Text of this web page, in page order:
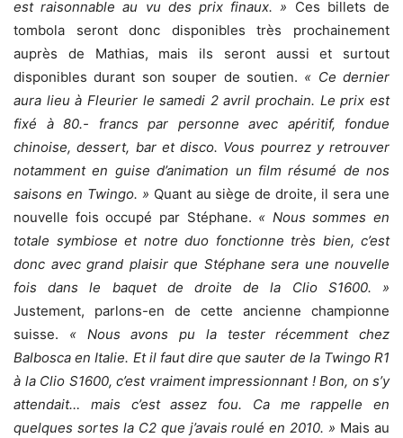
est raisonnable au vu des prix finaux. » Ces billets de
tombola seront donc disponibles très prochainement
auprès de Mathias, mais ils seront aussi et surtout
disponibles durant son souper de soutien. « Ce dernier
aura lieu à Fleurier le samedi 2 avril prochain. Le prix est
fixé à 80.- francs par personne avec apéritif, fondue
chinoise, dessert, bar et disco. Vous pourrez y retrouver
notamment en guise d’animation un film résumé de nos
saisons en Twingo. » Quant au siège de droite, il sera une
nouvelle fois occupé par Stéphane. « Nous sommes en
totale symbiose et notre duo fonctionne très bien, c’est
donc avec grand plaisir que Stéphane sera une nouvelle
fois dans le baquet de droite de la Clio S1600. »
Justement, parlons-en de cette ancienne championne
suisse. « Nous avons pu la tester récemment chez
Balbosca en Italie. Et il faut dire que sauter de la Twingo R1
à la Clio S1600, c’est vraiment impressionnant ! Bon, on s’y
attendait… mais c’est assez fou. Ca me rappelle en
quelques sortes la C2 que j’avais roulé en 2010. » Mais au